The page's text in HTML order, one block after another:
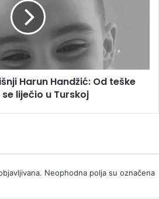
Harun Handžić: Od teške
liječio u Turskoj
Neophodna polja su označena